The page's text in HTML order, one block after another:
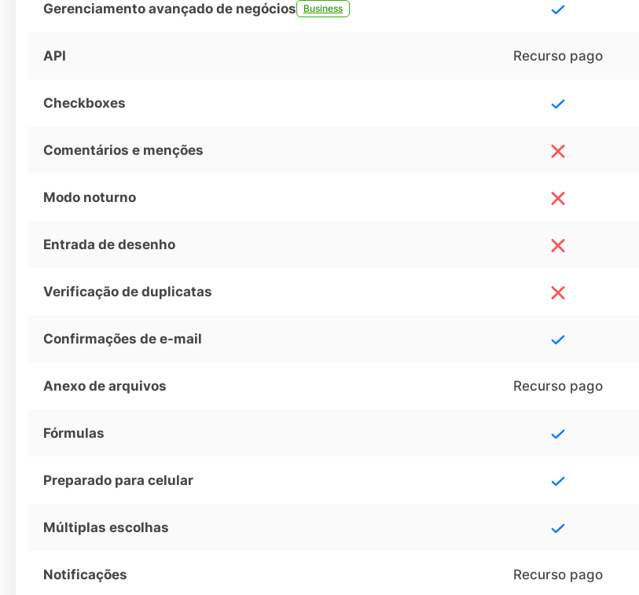
Gerenciamento avançado de negócios Business
API Recurso pago
Checkboxes
Comentários e menções
Modo noturno
Entrada de desenho
Verificação de duplicatas
Confirmações de e-mail
Anexo de arquivos Recurso pago
Fórmulas
Preparado para celular
Múltiplas escolhas
Notificações Recurso pago